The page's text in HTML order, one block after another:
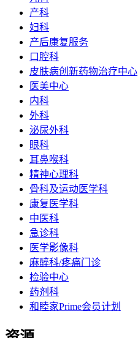
产科
妇科
产后康复服务
口腔科
皮肤病创新药物治疗中心
医美中心
内科
外科
泌尿外科
眼科
耳鼻喉科
精神心理科
骨科及运动医学科
康复医学科
中医科
急诊科
医学影像科
麻醉科/疼痛门诊
检验中心
药剂科
和睦家Prime会员计划